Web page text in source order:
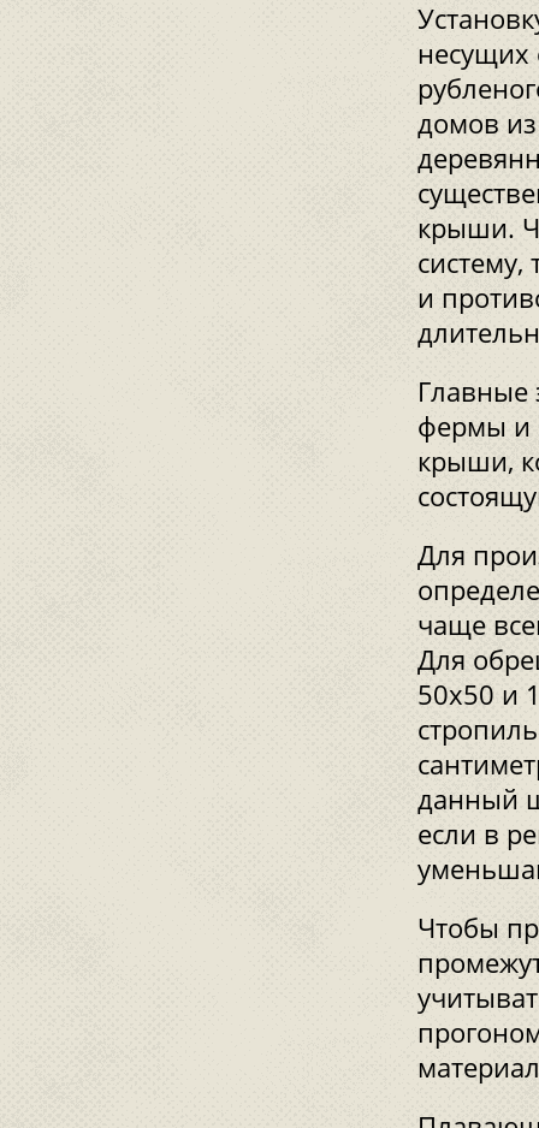
несущих
домов
крыши.
систему,
и
Главные
фермы и
крыши,
Для
чаще
Для
50х50 и
данный
если в
Чтобы